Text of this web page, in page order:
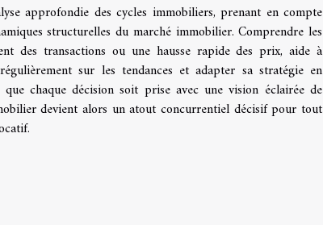
approfondie des cycles immobiliers, prenant en compte
structurelles du marché immobilier. Comprendre les
des transactions ou une hausse rapide des prix, aide à
sur les tendances et adapter sa stratégie en
chaque décision soit prise avec une vision éclairée de
devient alors un atout concurrentiel décisif pour tout